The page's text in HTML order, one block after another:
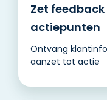
Zet
actiepunten
Ontvang
aanzet tot actie